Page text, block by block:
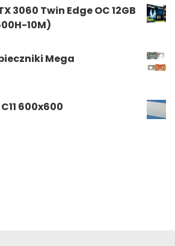
3060 Twin Edge OC 12GB
10M)
Mega
600x600